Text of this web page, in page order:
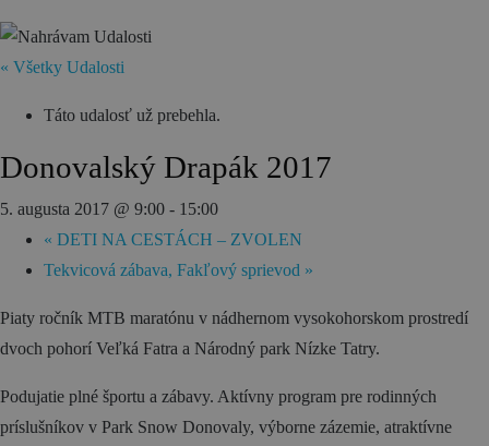
Zvolen
Kremnica
Krupina
Infocentrá
Zážitky
Relax a wellness
Šport a aktívny oddych
Gastronómia
« Všetky Udalosti
Táto udalosť už prebehla.
Donovalský Drapák 2017
5. augusta 2017 @ 9:00 - 15:00
« DETI NA CESTÁCH – ZVOLEN
Tekvicová zábava, Fakľový sprievod »
Piaty ročník MTB maratónu v nádhernom vysokohorskom prostredí
dvoch pohorí Veľká Fatra a Národný park Nízke Tatry.
Podujatie plné športu a zábavy. Aktívny program pre rodinných
príslušníkov v Park Snow Donovaly, výborne zázemie, atraktívne